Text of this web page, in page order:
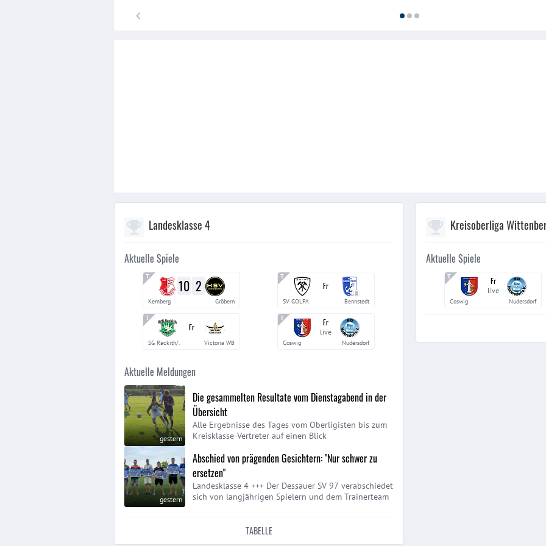
Landesklasse 4
Aktuelle Spiele
10 2
Kemberg Gröbern
Fr
II
SV GOLPA Bennstedt
Fr
SG Rackith/. Victoria WB
Fr
live
Coswig Nudersdorf
Aktuelle Meldungen
gestern
Die gesammelten Resultate vom Dienstagabend in der
Übersicht
Alle Ergebnisse des Tages vom Oberligisten bis zum
Kreisklasse-Vertreter auf einen Blick
gestern
Abschied von prägenden Gesichtern: "Nur schwer zu
ersetzen"
Landesklasse 4 +++ Der Dessauer SV 97 verabschiedet
sich von langjährigen Spielern und dem Trainerteam
TABELLE
Kreisoberliga
Aktuelle Spiele
Fr
live
Coswig Nudersdorf